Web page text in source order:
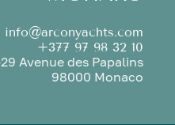
info@arconyachts.com
+377 97 98 32 10
Avenue des Papalins
98000 Monaco